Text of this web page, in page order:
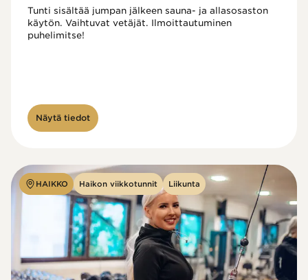
Tunti sisältää jumpan jälkeen sauna- ja allasosaston
käytön. Vaihtuvat vetäjät. Ilmoittautuminen
puhelimitse!
Näytä tiedot
HAIKKO Haikon viikkotunnit Liikunta